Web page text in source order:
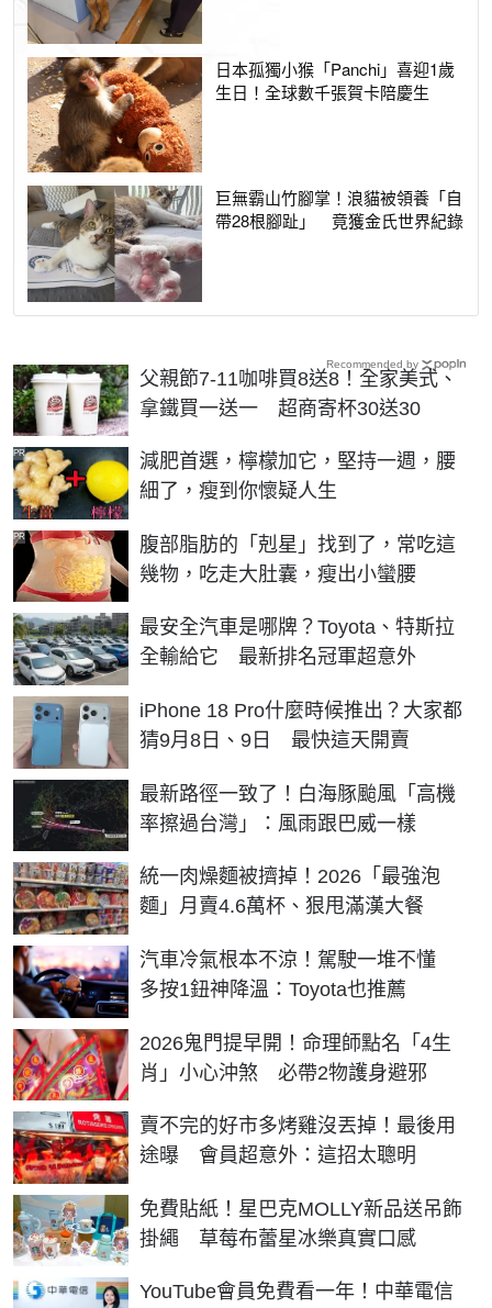
日本孤獨小猴「Panchi」喜迎1歲
生日！全球數千張賀卡陪慶生
巨無霸山竹腳掌！浪貓被領養「自
帶28根腳趾」 竟獲金氏世界紀錄
父親節7-11咖啡買8送8！全家美式、
拿鐵買一送一 超商寄杯30送30
減肥首選，檸檬加它，堅持一週，腰
細了，瘦到你懷疑人生
PR
腹部脂肪的「剋星」找到了，常吃這
幾物，吃走大肚囊，瘦出小蠻腰
PR
最安全汽車是哪牌？Toyota、特斯拉
全輸給它 最新排名冠軍超意外
iPhone 18 Pro什麼時候推出？大家都
猜9月8日、9日 最快這天開賣
最新路徑一致了！白海豚颱風「高機
率擦過台灣」：風雨跟巴威一樣
統一肉燥麵被擠掉！2026「最強泡
麵」月賣4.6萬杯、狠甩滿漢大餐
汽車冷氣根本不涼！駕駛一堆不懂
多按1鈕神降溫：Toyota也推薦
2026鬼門提早開！命理師點名「4生
肖」小心沖煞 必帶2物護身避邪
賣不完的好市多烤雞沒丟掉！最後用
途曝 會員超意外：這招太聰明
免費貼紙！星巴克MOLLY新品送吊飾
掛繩 草莓布蕾星冰樂真實口感
YouTube會員免費看一年！中華電信
Recommended by